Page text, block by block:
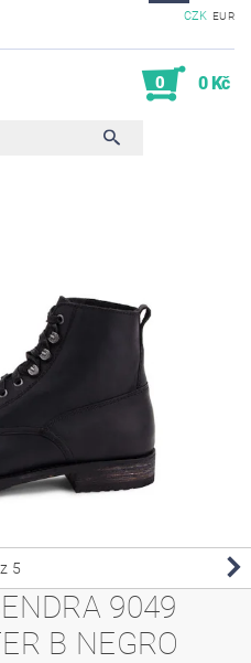
CZK EUR
0 0 Kč
z 5
9049
B NEGRO